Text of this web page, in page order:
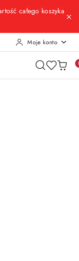
całego koszyka
Moje konto